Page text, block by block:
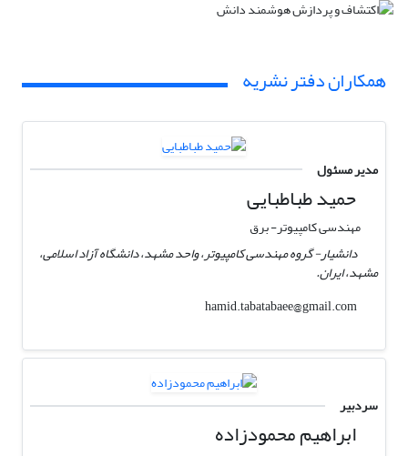
همکاران دفتر نشریه
مدیر مسئول
حمید طباطبایی
مهندسی کامپیوتر- برق
دانشیار- گروه مهندسی کامپیوتر، واحد مشهد، دانشگاه آزاد اسلامی،
مشهد، ایران.
hamid.tabatabaee@gmail.com
سردبیر
ابراهیم محمودزاده